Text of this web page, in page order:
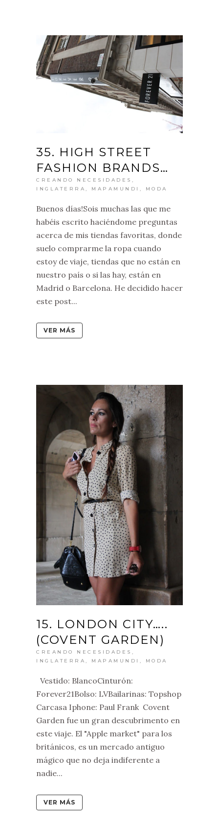
35. HIGH STREET
FASHION BRANDS…
CREANDO NECESIDADES ,
INGLATERRA , MAPAMUNDI , MODA
Buenos días!Sois muchas las que me
habéis escrito haciéndome preguntas
acerca de mis tiendas favoritas, donde
suelo comprarme la ropa cuando
estoy de viaje, tiendas que no están en
nuestro país o si las hay, están en
Madrid o Barcelona. He decidido hacer
este post...
VER MÁS
15. LONDON CITY…..
(COVENT GARDEN)
CREANDO NECESIDADES ,
INGLATERRA , MAPAMUNDI , MODA
Vestido: BlancoCinturón:
Forever21Bolso: LVBailarinas: Topshop
Carcasa Iphone: Paul Frank Covent
Garden fue un gran descubrimento en
este viaje. El "Apple market" para los
británicos, es un mercado antiguo
mágico que no deja indiferente a
nadie...
VER MÁS